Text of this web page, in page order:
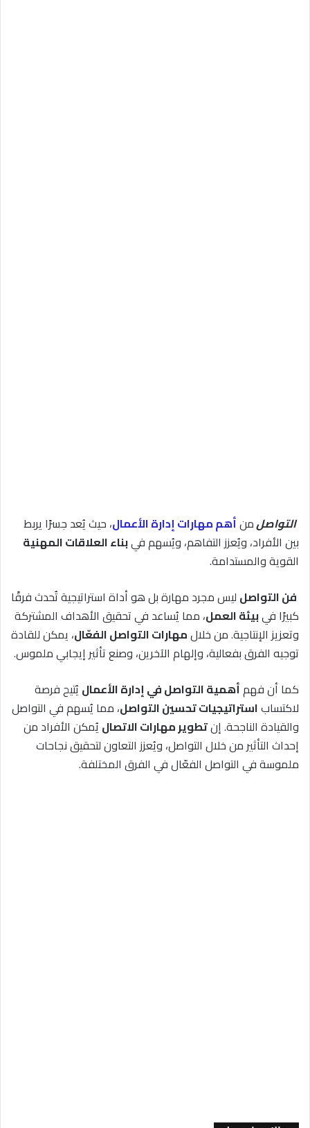
التواصلمنأهم مهارات إدارة الأعمال، حيث يُعد جسرًا يربط
بين الأفراد، ويُعزز التفاهم، ويُسهم فيبناء العلاقات المهنية
القوية والمستدامة.
فن التواصل ليس مجرد مهارة بل هو أداة استراتيجية تُحدث فرقًا
كبيرًا فيبيئة العمل، مما يُساعد في تحقيق الأهداف المشتركة
وتعزيز الإنتاجية. من خلالمهارات التواصل الفعّال، يمكن للقادة
توجيه الفرق بفعالية، وإلهام الآخرين، وصنع تأثير إيجابي ملموس.
كما أن فهمأهمية التواصل في إدارة الأعمال يُتيح فرصة
لاكتساباستراتيجيات تحسين التواصل، مما يُسهم في التواصل
والقيادة الناجحة. إنتطوير مهارات الاتصال يُمكن الأفراد من
إحداث التأثير من خلال التواصل، ويُعزز التعاون لتحقيق نجاحات
ملموسة في التواصل الفعّال في الفرق المختلفة.